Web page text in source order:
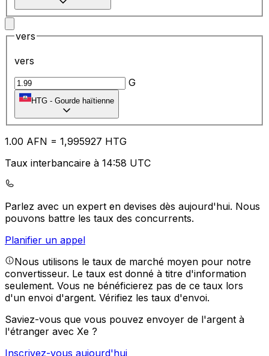
vers
vers
G
HTG - Gourde haïtienne
1.00 AFN = 1,995927 HTG
Taux interbancaire à 14:58 UTC
Parlez avec un expert en devises dès aujourd'hui. Nous
pouvons battre les taux des concurrents.
Planifier un appel
Nous utilisons le taux de marché moyen pour notre
convertisseur. Le taux est donné à titre d'information
seulement. Vous ne bénéficierez pas de ce taux lors
d'un envoi d'argent. Vérifiez les taux d'envoi.
Saviez-vous que vous pouvez envoyer de l'argent à
l'étranger avec Xe ?
Inscrivez-vous aujourd'hui